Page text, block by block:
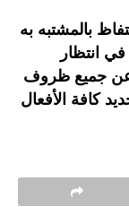
بالمشتبه به
انتظار
عن جميع ظروف
كافة الأفعال